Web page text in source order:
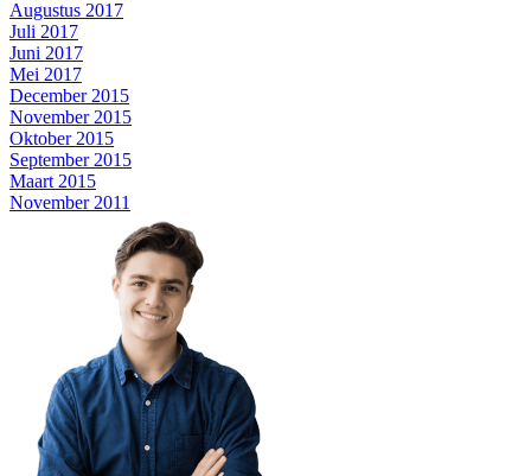
Augustus 2017
Juli 2017
Juni 2017
Mei 2017
December 2015
November 2015
Oktober 2015
September 2015
Maart 2015
November 2011